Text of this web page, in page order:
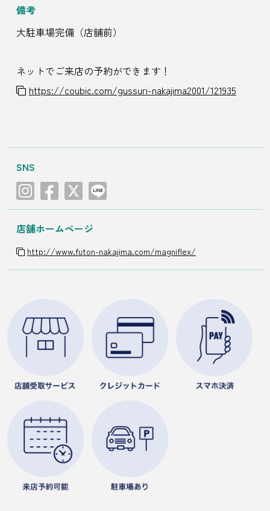
備考
大駐車場完備（店舗前）
ネットでご来店の予約ができます！
https://coubic.com/gussuri-nakajima2001/121935
SNS
店舗ホームページ
http://www.futon-nakajima.com/magniflex/